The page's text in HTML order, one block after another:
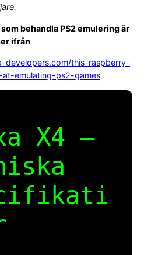
behandla PS2 emulering är
ifrån
developers.com/this-raspberry-
emulating-ps2-games
X4 –